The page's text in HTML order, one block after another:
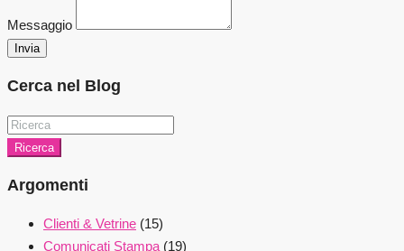
Messaggio
Invia
Cerca nel Blog
Ricerca
Argomenti
Clienti & Vetrine (15)
Comunicati Stampa(19)